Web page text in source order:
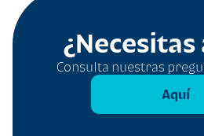
¿Necesitas
Consulta nuestras
Aquí